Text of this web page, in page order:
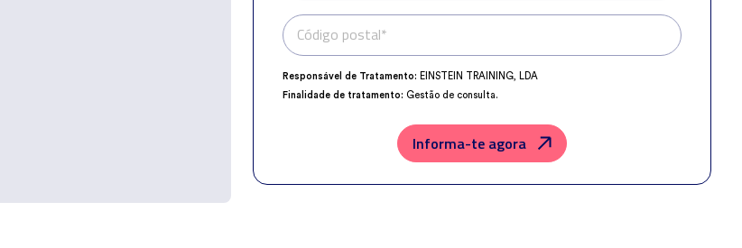
Telefone*
Código postal*
Responsável de Tratamento: EINSTEIN TRAINING, LDA
Finalidade de tratamento: Gestão de consulta.
Nenhum dado será transferido, exceto por obrigação legal.
aceder, retificar e excluir os dados, bem como outros direitos, conforme o
Política de Privacidade.
Informa-te agora